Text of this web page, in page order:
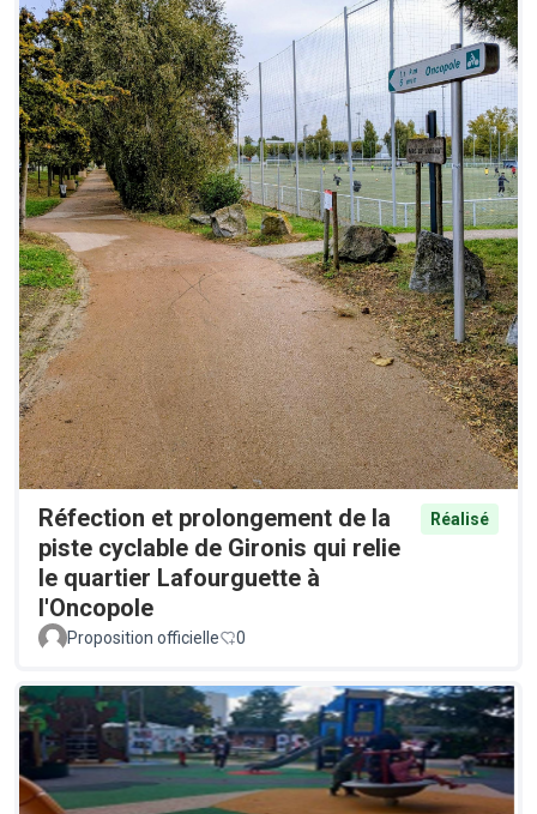
Réfection et prolongement de la
piste cyclable de Gironis qui relie
le quartier Lafourguette à
l'Oncopole
Réalisé
Proposition officielle 0